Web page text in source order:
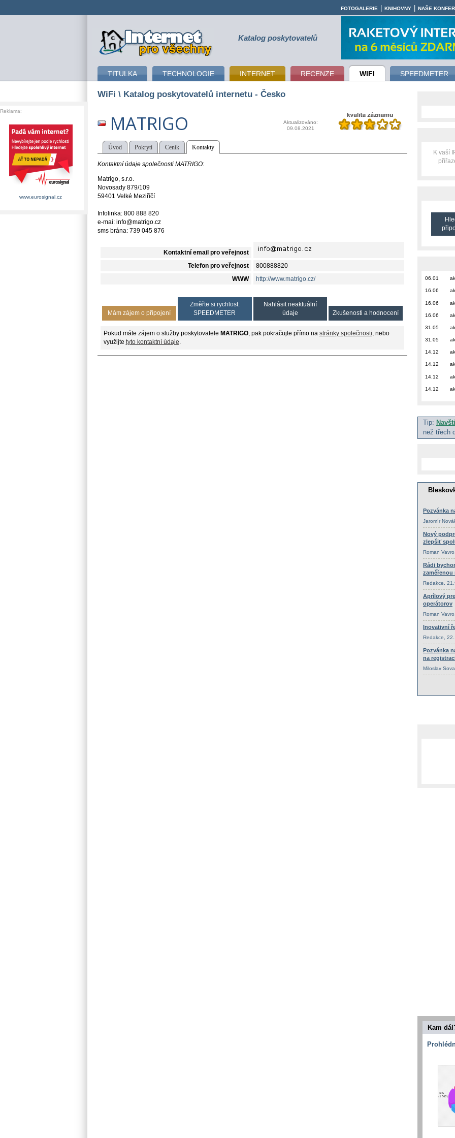
připojení k internetu Katalog poskytovatelů
TITULKA TECHNOLOGIE INTERNET RECENZE WIFI SPEEDMETER
FOTOGALERIE KNIHOVNY NAŠE
WiFi \ Katalog poskytovatelů internetu - Česko
MATRIGO
Aktualizováno:
09.08.2021
Úvod Pokrytí Ceník Kontakty
Kontaktní údaje společnosti MATRIGO:
Matrigo, s.r.o.
Novosady 879/109
59401 Velké Meziříčí
Infolinka: 800 888 820
e-mai: info@matrigo.cz
sms brána: 739 045 876
Kontaktní email pro veřejnost
Telefon pro veřejnost 800888820
WWW http://www.matrigo.cz/
Mám zájem o připojení
Změřte si rychlost:
SPEEDMETER
Nahlásit neaktuální
údaje
Zkušenosti a hodnocení
Pokud máte zájem o služby poskytovatele MATRIGO, pak pokračujte přímo na stránky společnosti , nebo
využijte tyto kontaktní údaje
K vaší
06.01
16.06
16.06
16.06
31.05
31.05
14.12
14.12
14.12
14.12
Tip:
než třech
Kam
Reklama:
www.eurosignal.cz